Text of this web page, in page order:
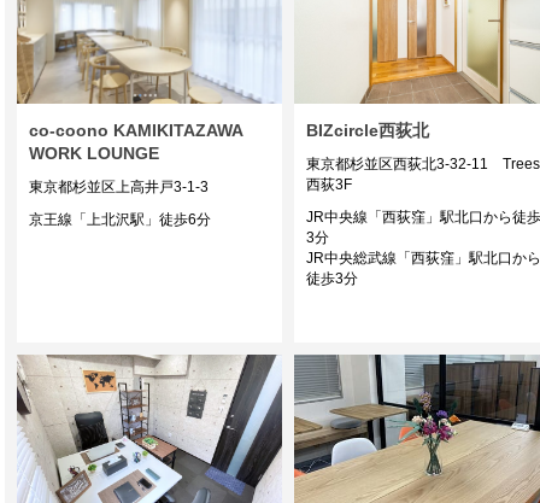
co-coono KAMIKITAZAWA
WORK LOUNGE
東京都杉並区上高井戸3-1-3
京王線「上北沢駅」徒歩6分
BIZcircle西荻北
東京都杉並区西荻北3-32-11 Trees
西荻3F
JR中央線「西荻窪」駅北口から徒歩
3分
JR中央総武線「西荻窪」駅北口から
徒歩3分